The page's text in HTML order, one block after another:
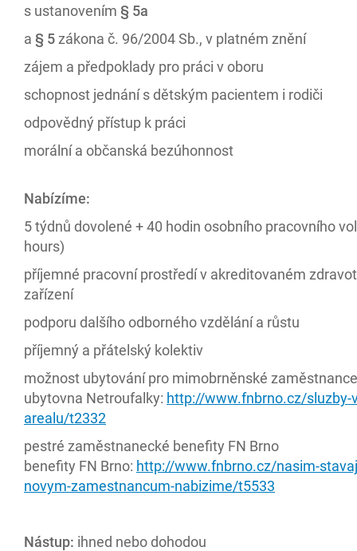
s ustanovením § 5a
a § 5 zákona č. 96/2004 Sb., v platném znění
zájem a předpoklady pro práci v oboru
schopnost jednání s dětským pacientem i rodiči
odpovědný přístup k práci
morální a občanská bezúhonnost
Nabízíme:
5 týdnů dovolené + 40 hodin osobního pracovního
hours)
příjemné pracovní prostředí v akreditovaném
zařízení
podporu dalšího odborného vzdělání a růstu
příjemný a přátelský kolektiv
možnost ubytování pro mimobrněnské
ubytovna Netroufalky: http://www.fnbrno.cz/sluzby-
arealu/t2332
pestré zaměstnanecké benefity FN Brno
benefity FN Brno: http://www.fnbrno.cz/nasim-
novym-zamestnancum-nabizime/t5533
Nástup: ihned nebo dohodou